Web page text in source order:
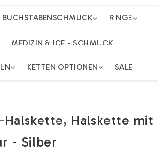
BUCHSTABENSCHMUCK RINGE
MEDIZIN & ICE - SCHMUCK
KETTEN OPTIONEN SALE
Halskette, Halskette mit
- Silber